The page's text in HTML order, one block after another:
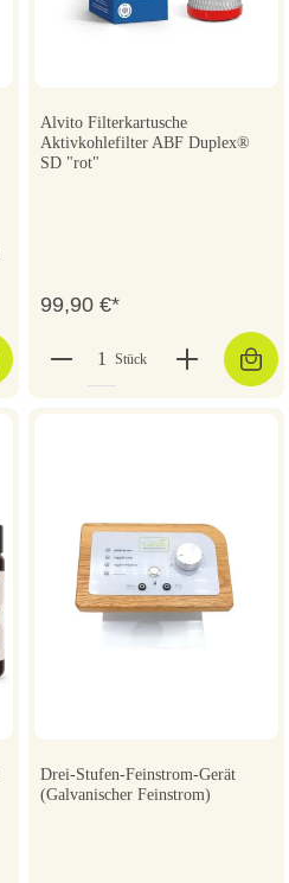
Alvito Filterkartusche
Aktivkohlefilter ABF Duplex®
SD "rot"
99,90 €*
Stück
Drei-Stufen-Feinstrom-Gerät
(Galvanischer Feinstrom)